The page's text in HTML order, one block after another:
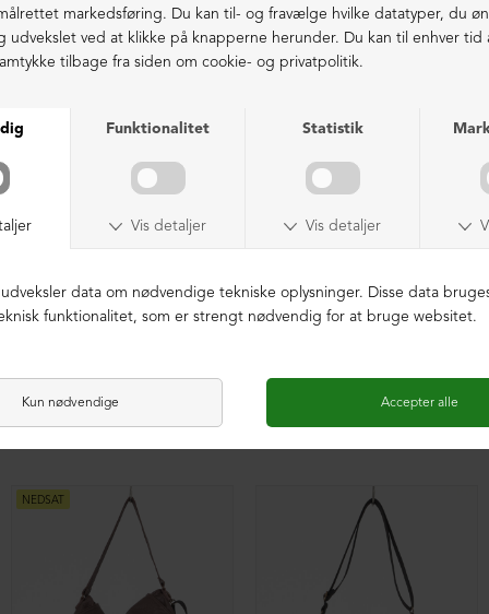
LIGNENDE PRODUKTER
NEDSAT
Rummelig skuldertaske med pels
NEDSAT
DKK 2.999,00
NEDSAT